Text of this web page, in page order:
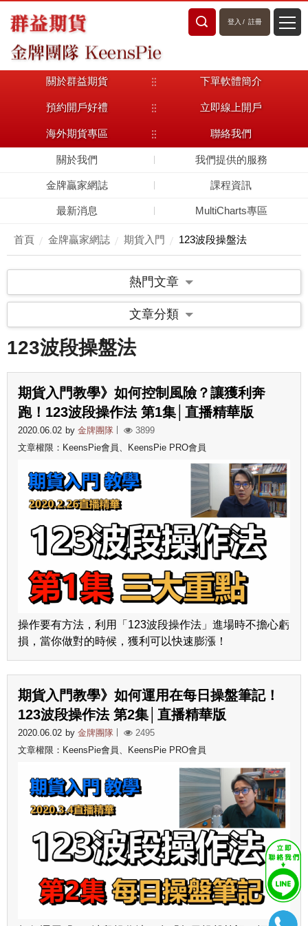
登入 / 註冊
關於群益期貨 下單軟體簡介
預約開戶好禮 立即線上開戶
海外期貨專區 聯絡我們
關於我們 我們提供的服務
金牌贏家網誌 課程資訊
最新消息 MultiCharts專區
首頁 金牌贏家網誌 期貨入門 123波段操盤法
熱門文章
文章分類
123波段操盤法
期貨入門教學》如何控制風險？讓獲利奔
跑！123波段操作法 第1集│直播精華版
2020.06.02 by 金牌團隊
3899
文章權限：KeensPie會員、KeensPie PRO會員
操作要有方法，利用「123波段操作法」進場時不擔心虧
損，當你做對的時候，獲利可以快速膨漲！
期貨入門教學》如何運用在每日操盤筆記！
123波段操作法 第2集│直播精華版
2020.06.02 by 金牌團隊
2495
文章權限：KeensPie會員、KeensPie PRO會員